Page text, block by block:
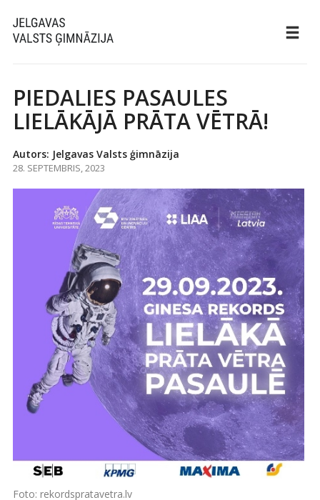
PIEDALIES PASAULES
LIELĀKĀJĀ PRĀTA VĒTRĀ!
Autors: Jelgavas Valsts ģimnāzija
28. SEPTEMBRIS, 2023
Foto: rekordspratavetra.lv